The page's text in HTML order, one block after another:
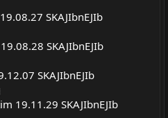
SKAJIbnEJIb
SKAJIbnEJIb
SKAJIbnEJIb
19.11.29 SKAJIbnEJIb